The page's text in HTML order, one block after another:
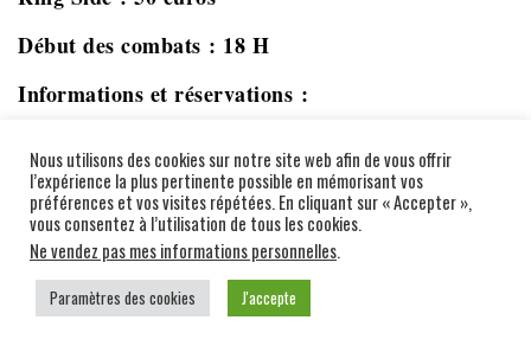
Début des combats : 18 H
Informations et réservations :
Nous utilisons des cookies sur notre site web afin de vous offrir
l’expérience la plus pertinente possible en mémorisant vos
préférences et vos visites répétées. En cliquant sur « Accepter »,
vous consentez à l’utilisation de tous les cookies.
Ne vendez pas mes informations personnelles.
Paramètres des cookies J'accepte